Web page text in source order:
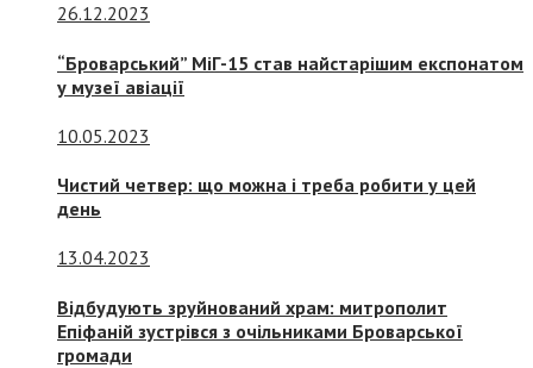
26.12.2023
“Броварський” МіГ-15 став найстарішим експонатом
у музеї авіації
10.05.2023
Чистий четвер: що можна і треба робити у цей
день
13.04.2023
Відбудують зруйнований храм: митрополит
Епіфаній зустрівся з очільниками Броварської
громади